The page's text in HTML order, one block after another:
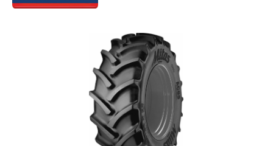
Bildergalerie überspringen